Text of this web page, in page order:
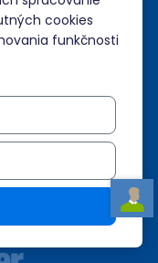
7
cookies
funkčnosti